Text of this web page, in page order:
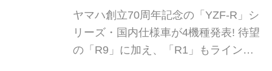
ヤマハ創立70周年記念の「YZF-R」シ
リーズ・国内仕様車が4機種発表! 待望
の「R9」に加え、「R1」もラインア